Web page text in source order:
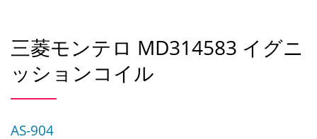
三菱モンテロ MD314583 イグニ
ッションコイル
AS-904